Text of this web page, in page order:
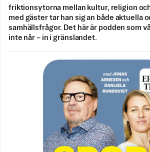
friktionsytorna mellan kultur, religion
med gäster tar han sig an både aktuella
samhällsfrågor. Det här är podden som
inte når – in i gränslandet.